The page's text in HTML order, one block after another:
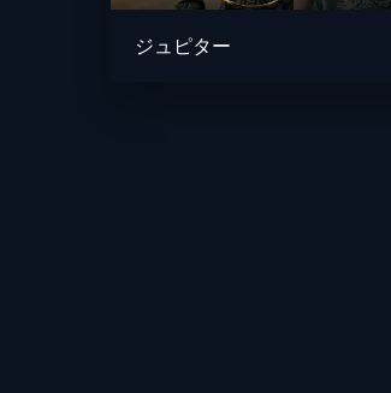
ジュピター